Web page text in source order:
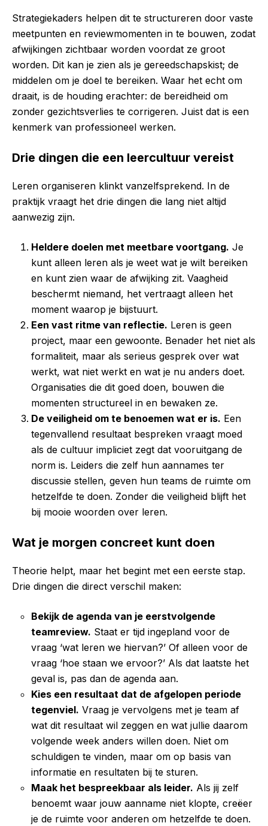
Strategiekaders helpen dit te structureren door vaste
meetpunten en reviewmomenten in te bouwen, zodat
afwijkingen zichtbaar worden voordat ze groot
worden. Dit kan je zien als je gereedschapskist; de
middelen om je doel te bereiken. Waar het echt om
draait, is de houding erachter: de bereidheid om
zonder gezichtsverlies te corrigeren. Juist dat is een
kenmerk van professioneel werken.
Drie dingen die een leercultuur vereist
Leren organiseren klinkt vanzelfsprekend. In de
praktijk vraagt het drie dingen die lang niet altijd
aanwezig zijn.
Heldere doelen met meetbare voortgang. Je
kunt alleen leren als je weet wat je wilt bereiken
en kunt zien waar de afwijking zit. Vaagheid
beschermt niemand, het vertraagt alleen het
moment waarop je bijstuurt.
Een vast ritme van reflectie. Leren is geen
project, maar een gewoonte. Benader het niet als
formaliteit, maar als serieus gesprek over wat
werkt, wat niet werkt en wat je nu anders doet.
Organisaties die dit goed doen, bouwen die
momenten structureel in en bewaken ze.
De veiligheid om te benoemen wat er is. Een
tegenvallend resultaat bespreken vraagt moed
als de cultuur impliciet zegt dat vooruitgang de
norm is. Leiders die zelf hun aannames ter
discussie stellen, geven hun teams de ruimte om
hetzelfde te doen. Zonder die veiligheid blijft het
bij mooie woorden over leren.
Wat je morgen concreet kunt doen
Theorie helpt, maar het begint met een eerste stap.
Drie dingen die direct verschil maken:
Bekijk de agenda van je eerstvolgende
teamreview. Staat er tijd ingepland voor de
vraag ‘wat leren we hiervan?’ Of alleen voor de
vraag ‘hoe staan we ervoor?’ Als dat laatste het
geval is, pas dan de agenda aan.
Kies een resultaat dat de afgelopen periode
tegenviel. Vraag je vervolgens met je team af
wat dit resultaat wil zeggen en wat jullie daarom
volgende week anders willen doen. Niet om
schuldigen te vinden, maar om op basis van
informatie en resultaten bij te sturen.
Maak het bespreekbaar als leider. Als jij zelf
benoemt waar jouw aanname niet klopte, creëer
je de ruimte voor anderen om hetzelfde te doen.